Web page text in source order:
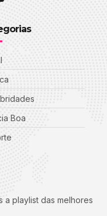
Boa
playlist das melhores